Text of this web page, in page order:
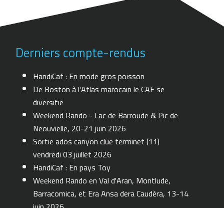
Derniers compte-rendus
HandiCaf : En mode gros poisson
De Boston à l'Atlas marocain le CAF se
diversifie
Weekend Rando - Lac de Barroude & Pic de
Neouvielle, 20-21 juin 2026
Sortie ados canyon clue terminet (11)
vendredi 03 juillet 2026
HandiCaf : En pays Toy
Weekend Rando en Val d'Aran, Montlude,
Barracomica, et Era Ansa dera Caudèra, 13-14